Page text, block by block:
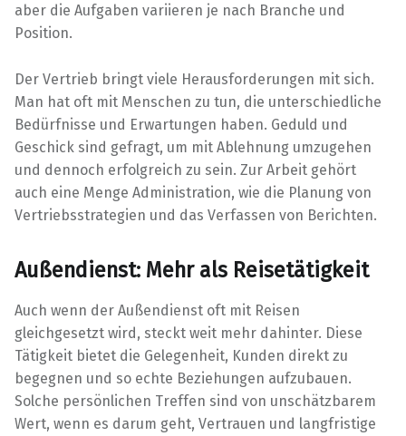
aber die Aufgaben variieren je nach Branche und
Position.
Der Vertrieb bringt viele Herausforderungen mit sich.
Man hat oft mit Menschen zu tun, die unterschiedliche
Bedürfnisse und Erwartungen haben. Geduld und
Geschick sind gefragt, um mit Ablehnung umzugehen
und dennoch erfolgreich zu sein. Zur Arbeit gehört
auch eine Menge Administration, wie die Planung von
Vertriebsstrategien und das Verfassen von Berichten.
Außendienst: Mehr als Reisetätigkeit
Auch wenn der Außendienst oft mit Reisen
gleichgesetzt wird, steckt weit mehr dahinter. Diese
Tätigkeit bietet die Gelegenheit, Kunden direkt zu
begegnen und so echte Beziehungen aufzubauen.
Solche persönlichen Treffen sind von unschätzbarem
Wert, wenn es darum geht, Vertrauen und langfristige